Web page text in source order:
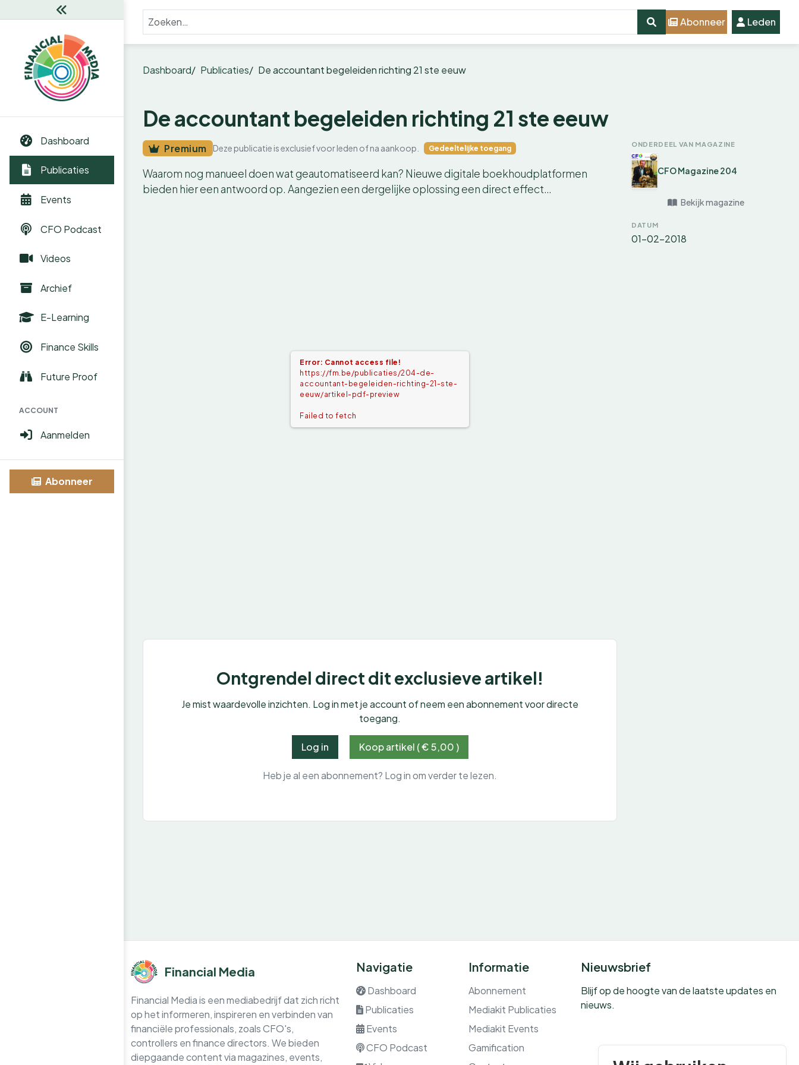
Dashboard
Publicaties
Events
CFO Podcast
Videos
Archief
E-Learning
Finance Skills
Future Proof
ACCOUNT
Aanmelden
Abonneer
Abonneer Leden
Dashboard Publicaties De accountant begeleiden richting 21 ste eeuw
De accountant begeleiden richting 21 ste eeuw
Premium Deze publicatie is exclusief voor leden of na aankoop. Gedeeltelijke toegang
Waarom nog manueel doen wat geautomatiseerd kan? Nieuwe digitale boekhoudplatformen
bieden hier een antwoord op. Aangezien een dergelijke oplossing een direct effect…
Error: Cannot access file!
https://fm.be/publicaties/204-de-
accountant-begeleiden-richting-21-ste-
eeuw/artikel-pdf-preview
Failed to fetch
Ontgrendel direct dit exclusieve artikel!
Je mist waardevolle inzichten. Log in met je account of neem een abonnement voor directe
toegang.
Log in Koop artikel ( € 5,00 )
Heb je al een abonnement? Log in om verder te lezen.
ONDERDEEL VAN MAGAZINE
CFO Magazine 204
Bekijk magazine
DATUM
01-02-2018
Financial Media
Financial Media is een mediabedrijf dat zich richt
op het informeren, inspireren en verbinden van
financiële professionals, zoals CFO's,
controllers en finance directors. We bieden
diepgaande content via magazines, events,
Navigatie
Dashboard
Publicaties
Events
CFO Podcast
Informatie
Abonnement
Mediakit Publicaties
Mediakit Events
Gamification
Nieuwsbrief
Blijf op de hoogte van de laatste updates en
nieuws.